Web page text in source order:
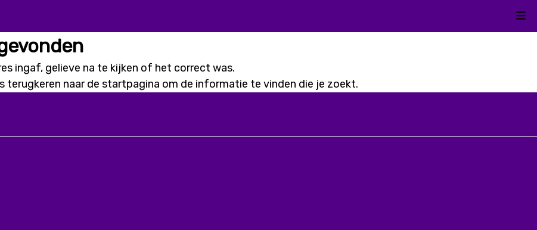
ingaf, gelieve na te kijken of het correct was.
terugkeren naar de startpagina om de informatie te vinden die je zoekt.